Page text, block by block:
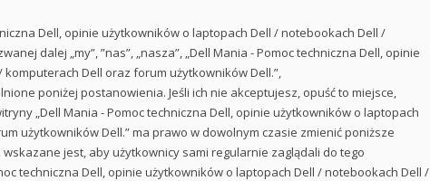
Dell, opinie użytkowników o laptopach Dell / notebookach Dell /
dalej „my”, ”nas”, „nasza”, „Dell Mania - Pomoc techniczna Dell, opinie
Dell oraz forum użytkowników Dell.”,
poniżej postanowienia. Jeśli ich nie akceptujesz, opuść to miejsce,
„Dell Mania - Pomoc techniczna Dell, opinie użytkowników o laptopach
użytkowników Dell.” ma prawo w dowolnym czasie zmienić poniższe
jest, aby użytkownicy sami regularnie zaglądali do tego
techniczna Dell, opinie użytkowników o laptopach Dell / notebookach Dell /